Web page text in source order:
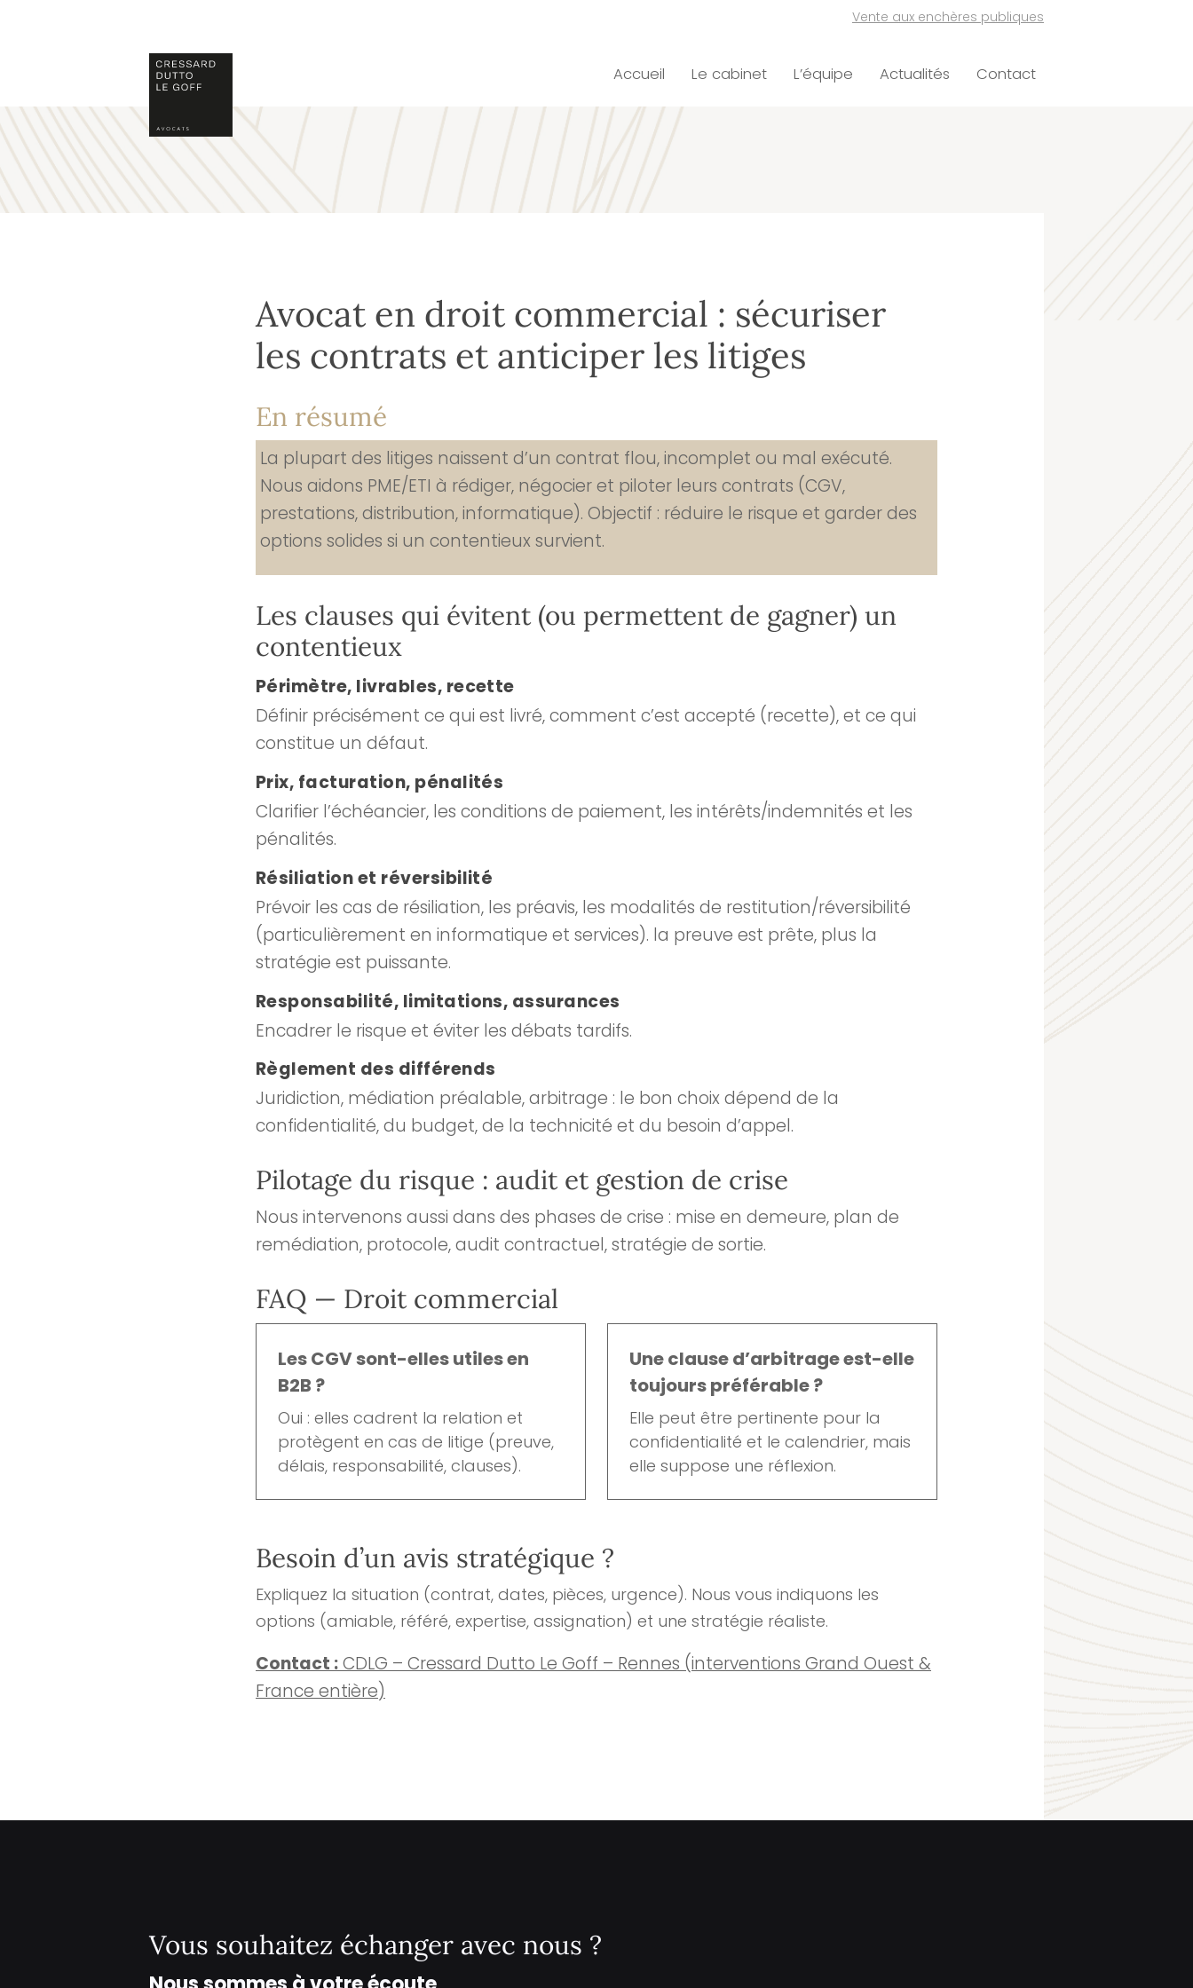
Accueil Le cabinet L’équipe Actualités Contact
Vente aux enchères publiques
Avocat en droit commercial : sécuriser
les contrats et anticiper les litiges
En résumé
La plupart des litiges naissent d’un contrat flou, incomplet ou mal exécuté.
Nous aidons PME/ETI à rédiger, négocier et piloter leurs contrats (CGV,
prestations, distribution, informatique). Objectif : réduire le risque et garder des
options solides si un contentieux survient.
Les clauses qui évitent (ou permettent de gagner) un
contentieux
Périmètre, livrables, recette
Définir précisément ce qui est livré, comment c’est accepté (recette), et ce qui
constitue un défaut.
Prix, facturation, pénalités
Clarifier l’échéancier, les conditions de paiement, les intérêts/indemnités et les
pénalités.
Résiliation et réversibilité
Prévoir les cas de résiliation, les préavis, les modalités de restitution/réversibilité
(particulièrement en informatique et services). la preuve est prête, plus la
stratégie est puissante.
Responsabilité, limitations, assurances
Encadrer le risque et éviter les débats tardifs.
Règlement des différends
Juridiction, médiation préalable, arbitrage : le bon choix dépend de la
confidentialité, du budget, de la technicité et du besoin d’appel.
Pilotage du risque : audit et gestion de crise
Nous intervenons aussi dans des phases de crise : mise en demeure, plan de
remédiation, protocole, audit contractuel, stratégie de sortie.
FAQ — Droit commercial
Les CGV sont-elles utiles en
B2B ?
Oui : elles cadrent la relation et
protègent en cas de litige (preuve,
délais, responsabilité, clauses).
Une clause d’arbitrage est-elle
toujours préférable ?
Elle peut être pertinente pour la
confidentialité et le calendrier, mais
elle suppose une réflexion.
Besoin d’un avis stratégique ?
Expliquez la situation (contrat, dates, pièces, urgence). Nous vous indiquons les
options (amiable, référé, expertise, assignation) et une stratégie réaliste.
Contact :CDLG – Cressard Dutto Le Goff – Rennes (interventions Grand Ouest &
France entière)
Vous souhaitez échanger avec nous ?